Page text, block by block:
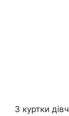
З куртки